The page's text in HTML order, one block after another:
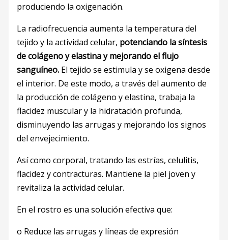
produciendo la oxigenación.
La radiofrecuencia aumenta la temperatura del
tejido y la actividad celular, potenciando la síntesis
de colágeno y elastina y mejorando el flujo
sanguíneo.El tejido se estimula y se oxigena desde
el interior. De este modo, a través del aumento de
la producción de colágeno y elastina, trabaja la
flacidez muscular y la hidratación profunda,
disminuyendo las arrugas y mejorando los signos
del envejecimiento.
Así como corporal, tratando las estrías, celulitis,
flacidez y contracturas. Mantiene la piel joven y
revitaliza la actividad celular.
En el rostro es una solución efectiva que:
o Reduce las arrugas y líneas de expresión